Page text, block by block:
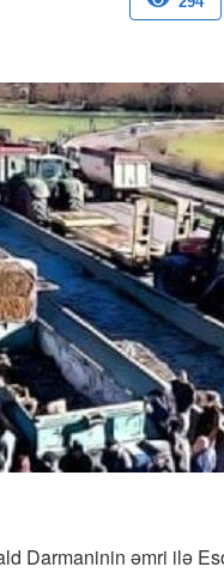
Darmaninin əmri ilə